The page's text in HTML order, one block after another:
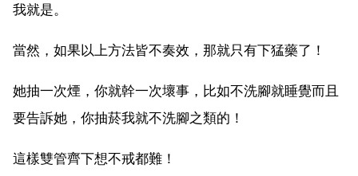
我就是。
當然，如果以上方法皆不奏效，那就只有下猛藥了！
她抽一次煙，你就幹一次壞事，比如不洗腳就睡覺而且
要告訴她，你抽菸我就不洗腳之類的！
這樣雙管齊下想不戒都難！